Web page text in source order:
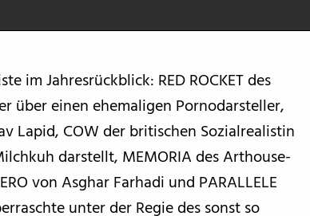
im Jahresrückblick: RED ROCKET des
über einen ehemaligen Pornodarsteller,
Lapid, COW der britischen Sozialrealistin
darstellt, MEMORIA des Arthouse-
von Asghar Farhadi und PARALLELE
unter der Regie des sonst so